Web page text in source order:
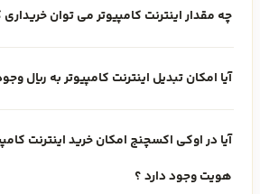
اتریوم است. یک کامپیوتر بلاک چین که
ها را محاسبه می کند، آنها را با سرعت وب اجرا
کارآمد پردازش و ذخیره می کند و در نهایت
چه مقدار اینترنت کامپیوتر می توان خریداری
آیا امکان تبدیل اینترنت کامپیوتر به ریال
آیا در اوکی اکسچنج امکان خرید اینترنت
هویت وجود دارد ؟